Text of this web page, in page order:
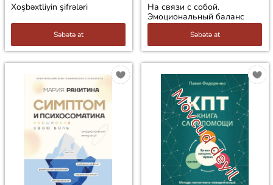
Xoşbəxtliyin şifrələri
Səbətə at
На связи с собой.
Эмоциональный баланс
Səbətə at
Mövcud deyil